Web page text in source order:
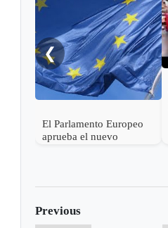
❮
El Parlamento Europeo
aprueba el nuevo
Previous